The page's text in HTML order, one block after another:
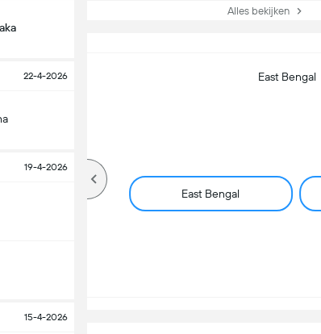
22-4-2026
19-4-2026
15-4-2026
Alles bekijken
East Bengal
East Bengal